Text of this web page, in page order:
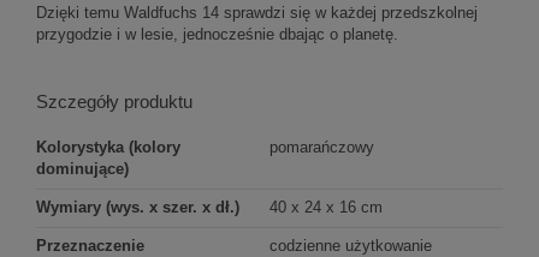
Dzięki temu Waldfuchs 14 sprawdzi się w każdej przedszkolnej
przygodzie i w lesie, jednocześnie dbając o planetę.
Szczegóły produktu
Kolorystyka (kolory
dominujące)
pomarańczowy
Wymiary (wys. x szer. x dł.) 40 x 24 x 16 cm
Przeznaczenie
codzienne użytkowanie